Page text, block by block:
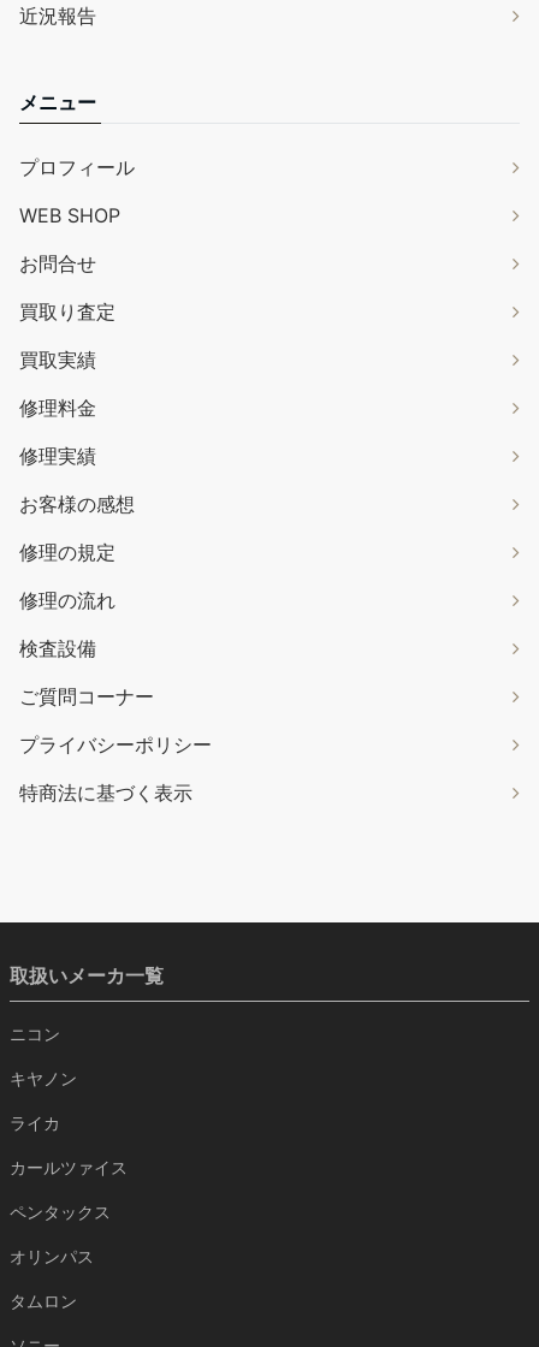
近況報告
メニュー
プロフィール
WEB SHOP
お問合せ
買取り査定
買取実績
修理料金
修理実績
お客様の感想
修理の規定
修理の流れ
検査設備
ご質問コーナー
プライバシーポリシー
特商法に基づく表示
取扱いメーカ一覧
ニコン
キヤノン
ライカ
カールツァイス
ペンタックス
オリンパス
タムロン